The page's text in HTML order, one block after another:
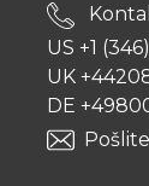
US +1
UK
DE